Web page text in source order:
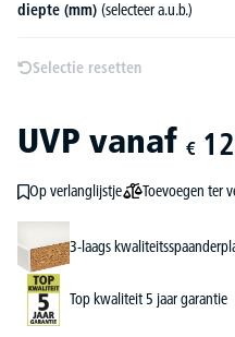
diepte (mm) (selecteer a.u.b.)
Selectie resetten
UVP vanaf €
Op verlanglijstje Toevoegen ter
3-laags
Top kwaliteit 5 jaar garantie